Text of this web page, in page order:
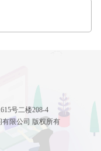
号二楼208-4
有限公司 版权所有